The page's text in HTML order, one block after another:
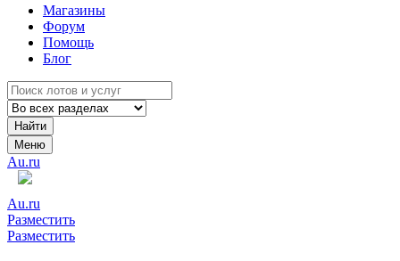
Магазины
Форум
Помощь
Блог
Найти
Меню
Au.ru
Au.ru
Разместить
Разместить